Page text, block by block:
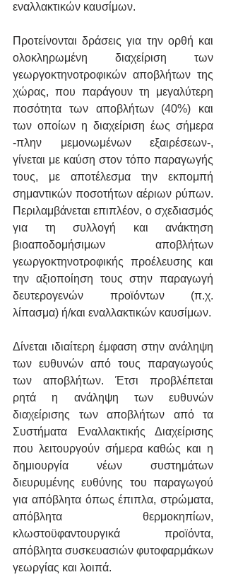
εναλλακτικών καυσίμων.
Προτείνονται δράσεις για την ορθή και
ολοκληρωμένη διαχείριση των
γεωργοκτηνοτροφικών αποβλήτων της
χώρας, που παράγουν τη μεγαλύτερη
ποσότητα των αποβλήτων (40%) και
των οποίων η διαχείριση έως σήμερα
-πλην μεμονωμένων εξαιρέσεων-,
γίνεται με καύση στον τόπο παραγωγής
τους, με αποτέλεσμα την εκπομπή
σημαντικών ποσοτήτων αέριων ρύπων.
Περιλαμβάνεται επιπλέον, ο σχεδιασμός
για τη συλλογή και ανάκτηση
βιοαποδομήσιμων αποβλήτων
γεωργοκτηνοτροφικής προέλευσης και
την αξιοποίηση τους στην παραγωγή
δευτερογενών προϊόντων (π.χ.
λίπασμα) ή/και εναλλακτικών καυσίμων.
Δίνεται ιδιαίτερη έμφαση στην ανάληψη
των ευθυνών από τους παραγωγούς
των αποβλήτων. Έτσι προβλέπεται
ρητά η ανάληψη των ευθυνών
διαχείρισης των αποβλήτων από τα
Συστήματα Εναλλακτικής Διαχείρισης
που λειτουργούν σήμερα καθώς και η
δημιουργία νέων συστημάτων
διευρυμένης ευθύνης του παραγωγού
για απόβλητα όπως έπιπλα, στρώματα,
απόβλητα θερμοκηπίων,
κλωστοϋφαντουργικά προϊόντα,
απόβλητα συσκευασιών φυτοφαρμάκων
γεωργίας και λοιπά.